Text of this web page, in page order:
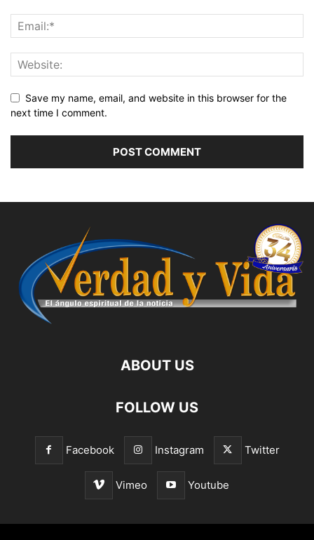
Save my name, email, and website in this browser for the
next time I comment.
ABOUT US
FOLLOW US
Facebook Instagram Twitter
Vimeo Youtube